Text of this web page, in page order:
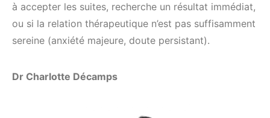
à accepter les suites, recherche un résultat immédiat,
ou si la relation thérapeutique n’est pas suffisamment
sereine (anxiété majeure, doute persistant).
Dr Charlotte Décamps